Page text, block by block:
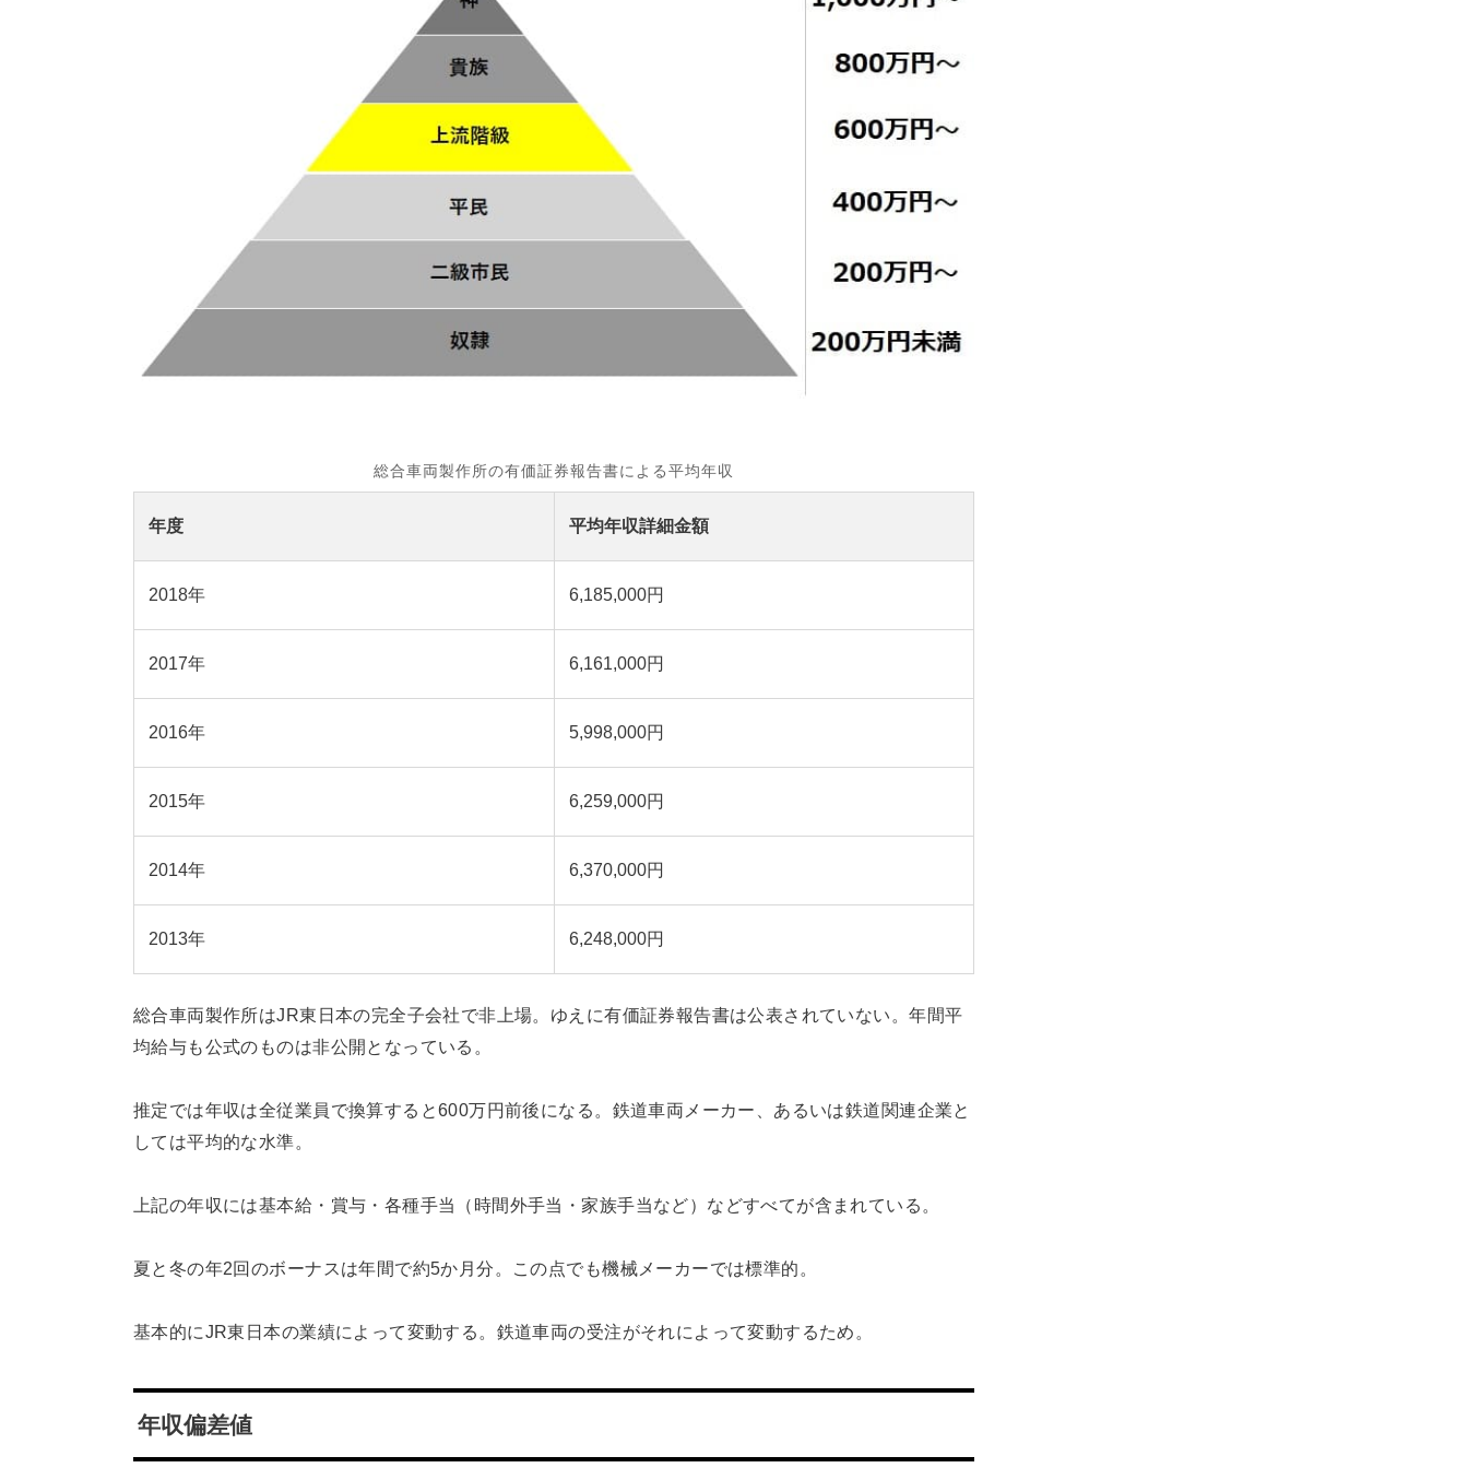
総合車両製作所の有価証券報告書による平均年収
年度 平均年収詳細金額
2018年 6,185,000円
2017年 6,161,000円
2016年 5,998,000円
2015年 6,259,000円
2014年 6,370,000円
2013年 6,248,000円
総合車両製作所はJR東日本の完全子会社で非上場。ゆえに有価証券報告書は公表されていない。年間平
均給与も公式のものは非公開となっている。
推定では年収は全従業員で換算すると600万円前後になる。鉄道車両メーカー、あるいは鉄道関連企業と
しては平均的な水準。
上記の年収には基本給・賞与・各種手当（時間外手当・家族手当など）などすべてが含まれている。
夏と冬の年2回のボーナスは年間で約5か月分。この点でも機械メーカーでは標準的。
基本的にJR東日本の業績によって変動する。鉄道車両の受注がそれによって変動するため。
年収偏差値